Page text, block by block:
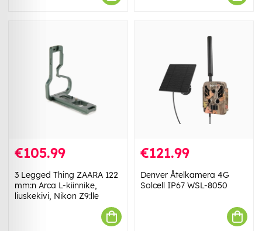
€105.99
3 Legged Thing ZAARA 122
mm:n Arca L-kiinnike,
liuskekivi, Nikon Z9:lle
€121.99
Denver Åtelkamera 4G
Solcell IP67 WSL-8050